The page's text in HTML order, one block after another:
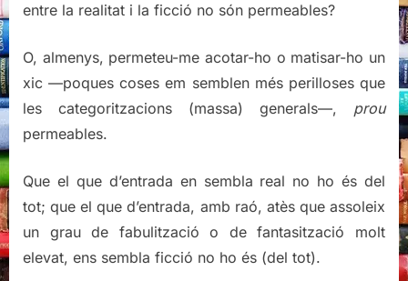
entre la realitat i la ficció no són permeables?
O, almenys, permeteu-me acotar-ho o matisar-ho un
xic —poques coses em semblen més perilloses que
les categoritzacions (massa) generals—, prou
permeables.
Que el que d’entrada en sembla real no ho és del
tot; que el que d’entrada, amb raó, atès que assoleix
un grau de fabulització o de fantasització molt
elevat, ens sembla ficció no ho és (del tot).